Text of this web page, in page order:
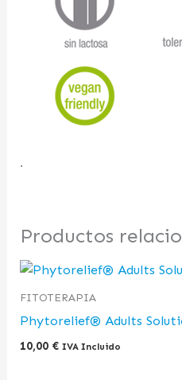
.
Productos
FITOTERAPIA
Phytorelief® Adults
10,00 € IVA Incluido